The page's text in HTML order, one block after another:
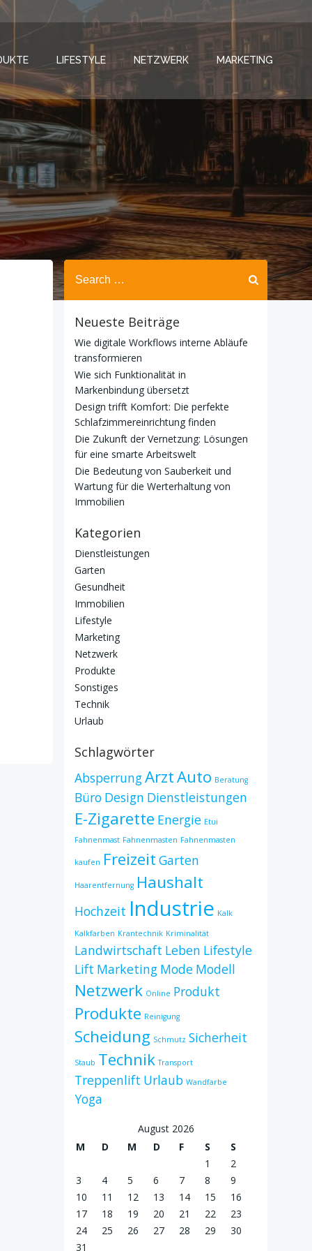
LIFESTYLE NETZWERK MARKETING
Search
for:
Neueste Beiträge
Wie digitale Workflows interne Abläufe
transformieren
Wie sich Funktionalität in
Markenbindung übersetzt
Design trifft Komfort: Die perfekte
Schlafzimmereinrichtung finden
Die Zukunft der Vernetzung: Lösungen
für eine smarte Arbeitswelt
Die Bedeutung von Sauberkeit und
Wartung für die Werterhaltung von
Immobilien
Kategorien
Dienstleistungen
Garten
Gesundheit
Immobilien
Lifestyle
Marketing
Netzwerk
Produkte
Sonstiges
Technik
Urlaub
Schlagwörter
AbsperrungArztAuto Beratung
Büro Design Dienstleistungen
E-Zigarette Energie Etui
Fahnenmast Fahnenmasten Fahnenmasten
kaufen Freizeit Garten
Haarentfernung Haushalt
Hochzeit Industrie Kalk
Kalkfarben Krantechnik Kriminalität
Landwirtschaft Leben Lifestyle
Lift Marketing Mode Modell
Netzwerk Online Produkt
Produkte Reinigung
Scheidung Schmutz Sicherheit
Staub Technik Transport
Treppenlift Urlaub Wandfarbe
Yoga
August 2026
M
D M D F S
S
1
2
3
4 5 6 7 8
9
10
11 12 13 14 15
16
17
18 19 20 21 22
23
24
25 26 27 28 29
30
31